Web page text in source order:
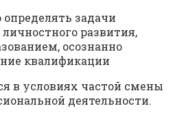
задачи
развития,
осознанно
квалификации
в условиях частой смены
деятельности.